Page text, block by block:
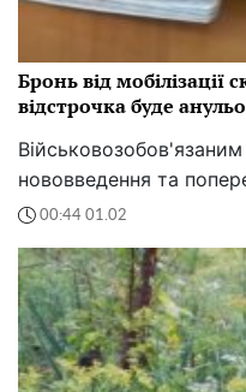
Бронь від мобілізації
відстрочка буде
нововведення та
00:44 01.02